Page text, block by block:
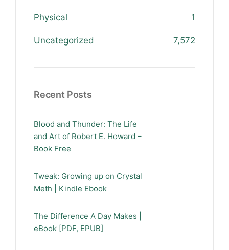
Physical 1
Uncategorized 7,572
Recent Posts
Blood and Thunder: The Life
and Art of Robert E. Howard –
Book Free
Tweak: Growing up on Crystal
Meth | Kindle Ebook
The Difference A Day Makes |
eBook [PDF, EPUB]